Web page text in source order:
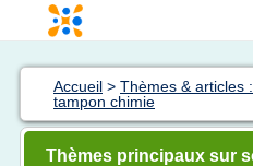
Accueil > Thèmes & articles
tampon chimie
Thèmes principaux sur